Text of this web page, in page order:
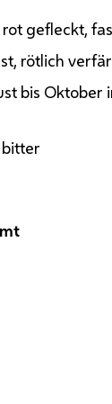
rot gefleckt,
rötlich
bis Oktober